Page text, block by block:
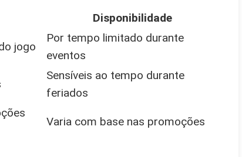
Disponibilidade
jogo
Por tempo limitado durante
eventos
Sensíveis ao tempo durante
feriados
Varia com base nas promoções